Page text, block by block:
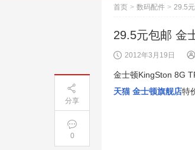
首页 > 数码配件 >
29.5元包邮 金
2012年3月19日
金士顿KingSton 8G
天猫 金士顿旗舰店特
分享
0